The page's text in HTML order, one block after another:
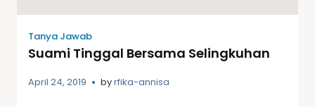
Tanya Jawab
Suami Tinggal Bersama Selingkuhan
April 24, 2019 byrfika-annisa